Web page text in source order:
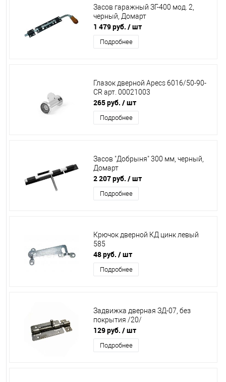
Засов гаражный ЗГ-400 мод. 2,
черный, Домарт
1 479 руб. / шт
Подробнее
Глазок дверной Apecs 6016/50-90-
CR арт. 00021003
265 руб. / шт
Подробнее
Засов "Добрыня" 300 мм, черный,
Домарт
2 207 руб. / шт
Подробнее
Крючок дверной КД цинк левый
585
48 руб. / шт
Подробнее
Задвижка дверная ЗД-07, без
покрытия /20/
129 руб. / шт
Подробнее